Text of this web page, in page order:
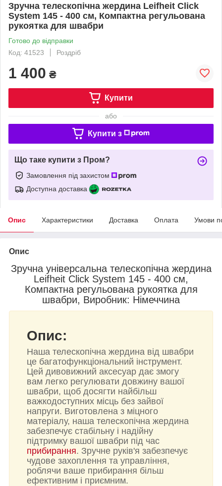
Зручна телескопічна жердина Leifheit Click
System 145 - 400 см, Компактна регульована
рукоятка для швабри
Готово до відправки
Код: 41523
Роздріб
1 400 ₴
Купити
або
Купити з
Що таке купити з Пром?
Замовлення під захистом
Доступна доставка
Опис Характеристики Доставка Оплата Умови
Опис
Зручна універсальна телескопічна жердина
Leifheit Click System 145 - 400 см,
Компактна регульована рукоятка для
швабри, Виробник: Німеччина
Опис:
Наша телескопічна жердина від швабри
це багатофункціональний інструмент.
Цей дивовижний аксесуар дає змогу
вам легко регулювати довжину вашої
швабри, щоб досягти найбільш
важкодоступних місць без зайвої
напруги. Виготовлена з міцного
матеріалу, наша телескопічна жердина
забезпечує стабільну і надійну
підтримку вашої швабри під час
прибирання. Зручне руків'я забезпечує
чудове захоплення та управління,
роблячи ваше прибирання більш
ефективним і приємним.